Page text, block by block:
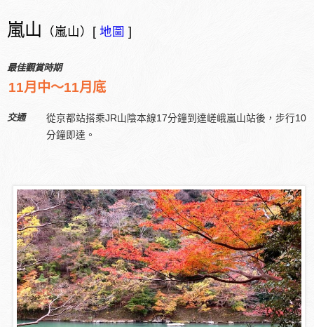
嵐山 （嵐山）[ 地圖 ]
最佳觀賞時期
11月中～11月底
交通
從京都站搭乘JR山陰本線17分鐘到達嵯峨嵐山站後，步行10
分鐘即達。